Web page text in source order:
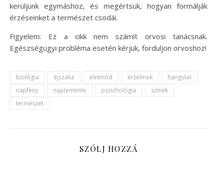
kerüljünk egymáshoz, és megértsük, hogyan formálják
érzéseinket a természet csodái.
Figyelem: Ez a cikk nem számít orvosi tanácsnak.
Egészségügyi probléma esetén kérjük, forduljon orvoshoz!
biológia éjszaka életmód érzelmek
hangulat
napfény
naplemente pszichológia
színek
természet
SZÓLJ HOZZÁ